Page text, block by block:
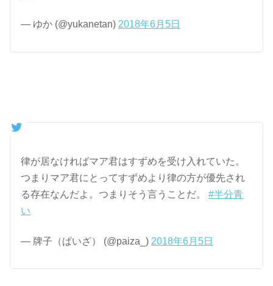
— ゆか (@yukanetan)2018年6月5日
律が居なければマア君はすずめを受け入れていた。
つまりマア君にとってすずめより律の方が優先され
る存在なんだよ。つまりそう言うことだ。#半分青
い
— 牌子（ぱいざ） (@paiza_) 2018年6月5日